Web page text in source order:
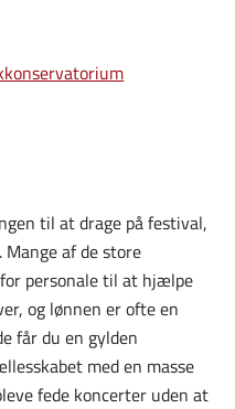
til at drage på festival,
af de store
personale til at hjælpe
og lønnen er ofte en
får du en gylden
med en masse
fede koncerter uden at